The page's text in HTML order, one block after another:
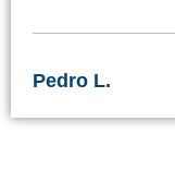
Pedro L.